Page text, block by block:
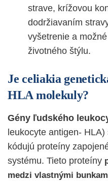
strave, krížovou
dodržiavaním
vyšetrenie a
životného štýlu.
Je celiakia
HLA molekuly?
Gény ľudského
leukocyte antigen-
kódujú proteíny
systému. Tieto proteíny
medzi vlastnými